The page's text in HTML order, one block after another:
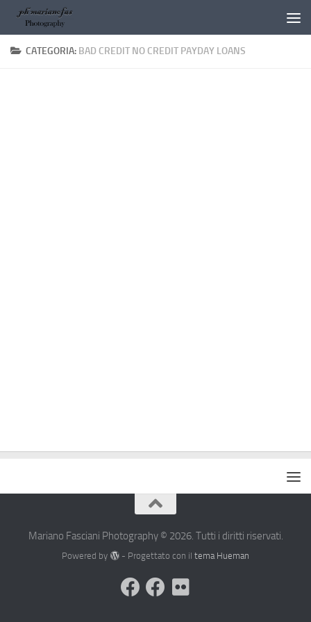
Salta al contenuto
CATEGORIA: BAD CREDIT NO CREDIT PAYDAY LOANS
Mariano Fasciani Photography © 2026. Tutti i diritti riservati.
Powered by - Progettato con il tema Hueman